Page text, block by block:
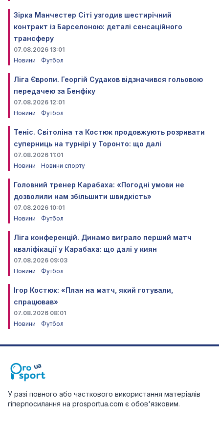
Зірка Манчестер Сіті узгодив шестирічний
контракт із Барселоною: деталі сенсаційного
трансферу
07.08.2026 13:01
Новини
Футбол
Ліга Європи. Георгій Судаков відзначився гольовою
передачею за Бенфіку
07.08.2026 12:01
Новини
Футбол
Теніс. Світоліна та Костюк продовжують розривати
суперниць на турнірі у Торонто: що далі
07.08.2026 11:01
Новини
Новини спорту
Головний тренер Карабаха: «Погодні умови не
дозволили нам збільшити швидкість»
07.08.2026 10:01
Новини
Футбол
Ліга конференцій. Динамо виграло перший матч
кваліфікації у Карабаха: що далі у киян
07.08.2026 09:03
Новини
Футбол
Ігор Костюк: «План на матч, який готували,
спрацював»
07.08.2026 08:01
Новини
Футбол
У разі повного або часткового використання матеріалів
гіперпосилання на prosportua.com є обов'язковим.